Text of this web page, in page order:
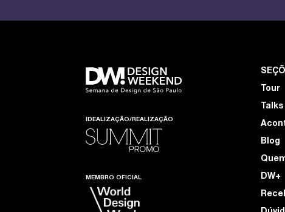
IDEALIZAÇÃO/REALIZAÇÃO
MEMBRO OFICIAL
Tour
Talks
Blog
DW+